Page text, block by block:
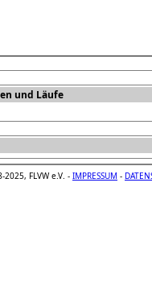
und Läufe
FLVW e.V. - IMPRESSUM -